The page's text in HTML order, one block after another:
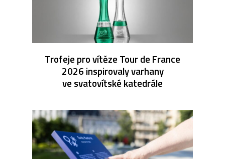
Trofeje pro vítěze Tour de France
2026 inspirovaly varhany
ve svatovítské katedrále